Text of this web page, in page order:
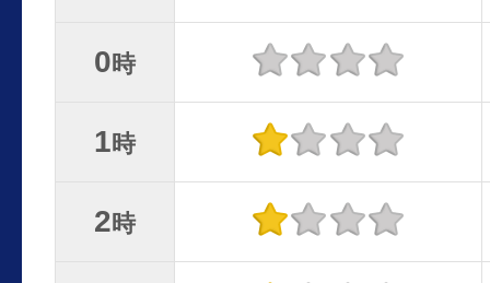
0時
1時
2時